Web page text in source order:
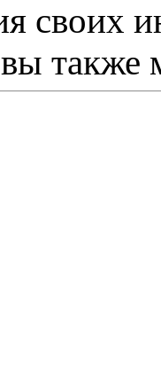
своих
также